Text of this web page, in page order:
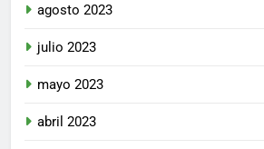
agosto 2023
julio 2023
mayo 2023
abril 2023